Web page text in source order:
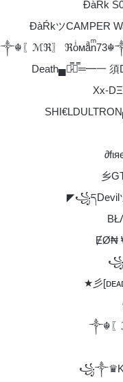
ĐàŔk
ĐàŔkツCAMPER
༒☬〖ℳℜ〗 ℜoͥᴍaͣnͫ73☬༒
Death▄︻̷̿┻̿═━一
Xx-
乡
༒☬〖